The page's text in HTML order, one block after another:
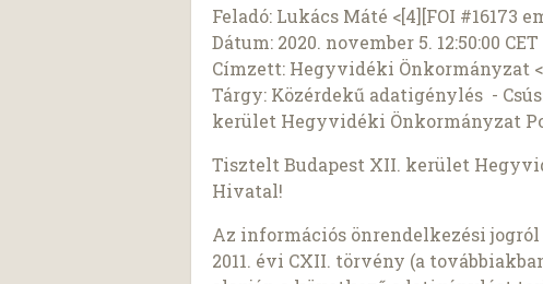
Feladó: Lukács Máté <[4][FOI #16173
Dátum: 2020. november 5. 12:50:00 CET
Címzett: Hegyvidéki Önkormányzat
Tárgy: Közérdekű adatigénylés -
kerület Hegyvidéki Önkormányzat
Tisztelt Budapest XII. kerület
Hivatal!
Az információs önrendelkezési
2011. évi CXII. törvény (a